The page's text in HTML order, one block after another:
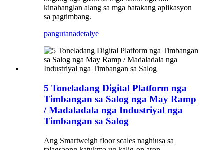
kinahanglan alang sa mga batakang aplikasyon
sa pagtimbang.
pangutanadetalye
5 Toneladang Digital Platform nga
Timbangan sa Salog nga May Ramp
/ Madaladala nga Industriyal nga
Timbangan sa Salog
Ang Smartweigh floor scales naghiusa sa